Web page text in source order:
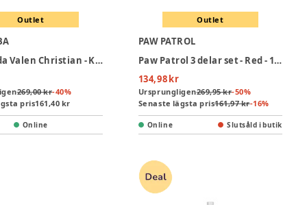
Outlet
Snacklåda Valen Christian - Konfetti
269,00 kr-40%
pris161,40 kr
Online
Outlet
PAW PATROL
Paw Patrol 3 delar set - Red - 100% Melamin
134,98 kr
Ursprungligen269,95 kr-50%
Senaste lägsta pris161,97 kr-16%
Online Slutsåld i butik